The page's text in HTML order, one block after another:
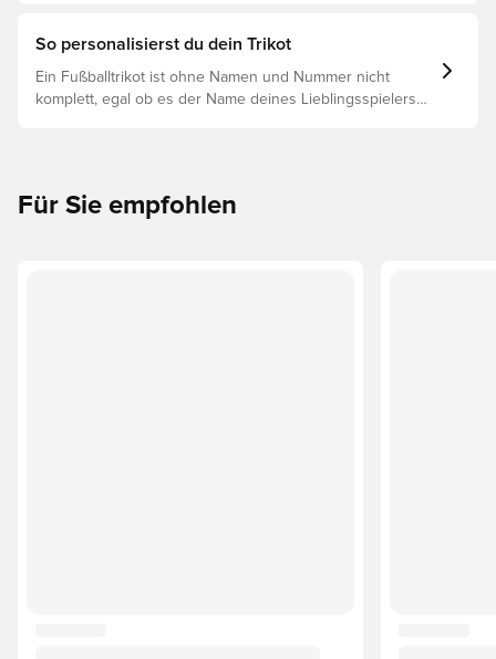
So personalisierst du dein Trikot
Ein Fußballtrikot ist ohne Namen und Nummer nicht
komplett, egal ob es der Name deines Lieblingsspielers
Für Sie empfohlen